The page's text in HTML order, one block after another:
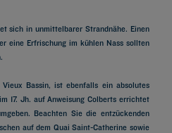
sich in unmittelbarer Strandnähe. Einen
eine Erfrischung im kühlen Nass sollten
Bassin, ist ebenfalls ein absolutes
17. Jh. auf Anweisung Colberts errichtet
Beachten Sie die entzückenden
auf dem Quai Saint-Catherine sowie